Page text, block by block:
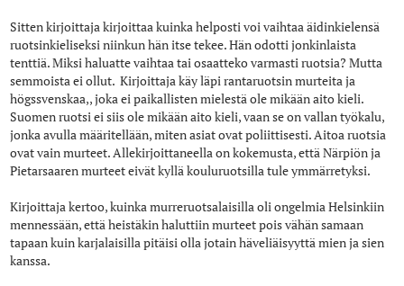
Sitten kirjoittaja kirjoittaa kuinka helposti voi vaihtaa äidinkielensä
ruotsinkieliseksi niinkun hän itse tekee. Hän odotti jonkinlaista
tenttiä. Miksi haluatte vaihtaa tai osaatteko varmasti ruotsia? Mutta
semmoista ei ollut. Kirjoittaja käy läpi rantaruotsin murteita ja
högssvenskaa,, joka ei paikallisten mielestä ole mikään aito kieli.
Suomen ruotsi ei siis ole mikään aito kieli, vaan se on vallan työkalu,
jonka avulla määritellään, miten asiat ovat poliittisesti. Aitoa ruotsia
ovat vain murteet. Allekirjoittaneella on kokemusta, että Närpiön ja
Pietarsaaren murteet eivät kyllä kouluruotsilla tule ymmärretyksi.
Kirjoittaja kertoo, kuinka murreruotsalaisilla oli ongelmia Helsinkiin
mennessään, että heistäkin haluttiin murteet pois vähän samaan
tapaan kuin karjalaisilla pitäisi olla jotain häveliäisyyttä mien ja sien
kanssa.